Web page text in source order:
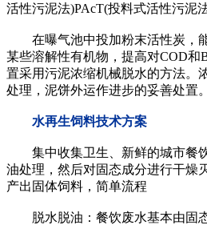
活性污泥法)PAcT(投料式活性污泥法
在曝气池中投加粉末活性炭，
某些溶解性有机物，提高对COD和
置采用污泥浓缩机械脱水的方法。
处理，泥饼外运作进步的妥善处置。
水再生饲料技术方案
集中收集卫生、新鲜的城市餐
油处理，然后对固态成分进行干燥
产出固体饲料，简单流程
脱水脱油：餐饮废水基本由固